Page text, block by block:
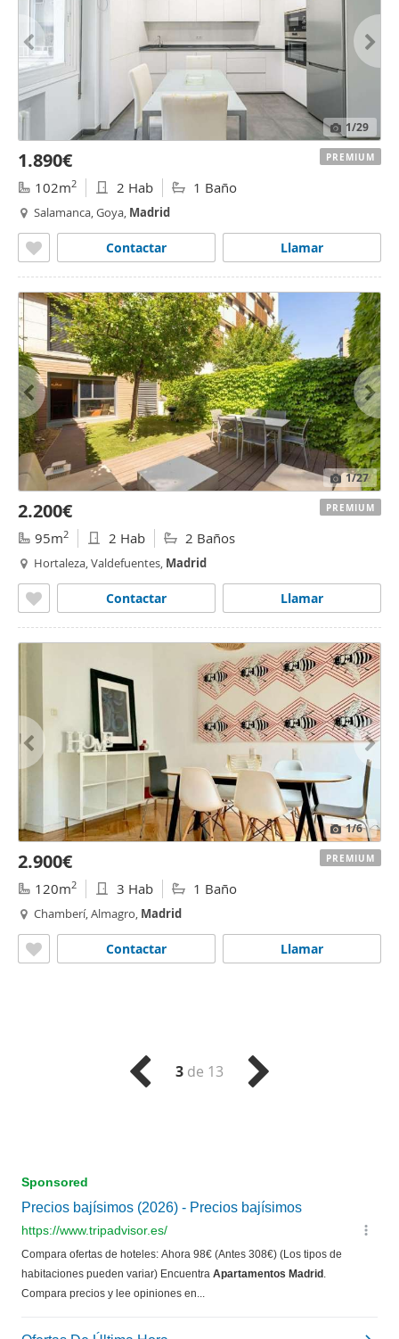
1/29
1.890€
102m2 2 Hab 1 Baño
Salamanca, Goya, Madrid
Llamar
Contactar
PREMIUM
1/27
2.200€
95m2 2 Hab 2 Baños
Hortaleza, Valdefuentes, Madrid
Llamar
Contactar
PREMIUM
1/6
2.900€
120m2 3 Hab 1 Baño
Chamberí, Almagro, Madrid
Llamar
Contactar
PREMIUM
3 de 13